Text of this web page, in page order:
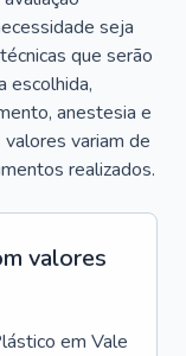
seja
que serão
escolhida,
anestesia e
variam de
realizados.
valores
em Vale